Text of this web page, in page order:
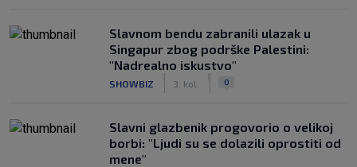
Slavnom bendu zabranili ulazak u
Singapur zbog podrške Palestini:
"Nadrealno iskustvo"
SHOWBIZ 3. kol. 0
Slavni glazbenik progovorio o velikoj
borbi: "Ljudi su se dolazili oprostiti od
mene"